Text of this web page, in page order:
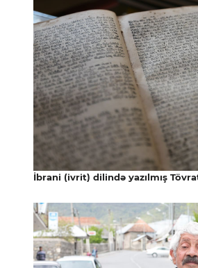
İbrani (ivrit) dilində yazılmış